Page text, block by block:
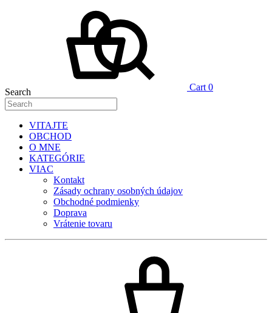
Cart 0
Search
VITAJTE
OBCHOD
O MNE
KATEGÓRIE
VIAC
Kontakt
Zásady ochrany osobných údajov
Obchodné podmienky
Doprava
Vrátenie tovaru